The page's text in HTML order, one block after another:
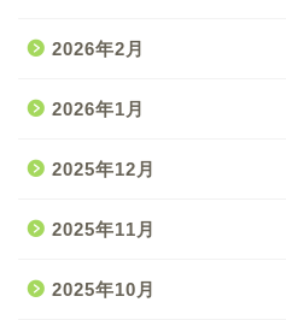
2026年2月
2026年1月
2025年12月
2025年11月
2025年10月